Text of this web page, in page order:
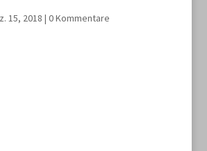
15, 2018 | 0 Kommentare